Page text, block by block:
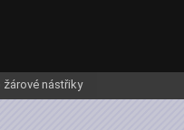
nástřiky